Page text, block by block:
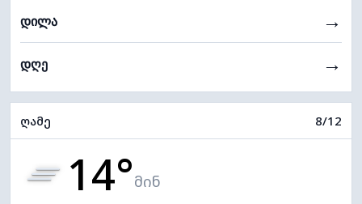
დილა →
დღე →
ღამე 8/12
14°მინ